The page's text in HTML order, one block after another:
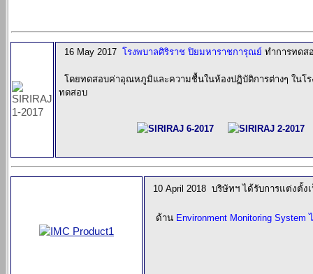
16 May 2017 โรงพบาลศิริราช ปิยมหาราชการุณย์ ทำการทดส
โดยทดสอบค่าอุณหภูมิและความชื้นในห้องปฏิบัติการต่างๆ ในโร
ทดสอบ
10 April 2018 บริษัทฯได้รับการแต่งตั้ง
ด้าน Environment Monitoring System